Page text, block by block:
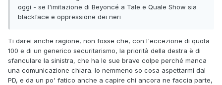
oggi - se l'imitazione di Beyoncé a Tale e Quale Show sia
blackface e oppressione dei neri
Ti darei anche ragione, non fosse che, con l'eccezione di quota
100 e di un generico securitarismo, la priorità della destra è di
sfanculare la sinistra, che ha le sue brave colpe perché manca
una comunicazione chiara. Io nemmeno so cosa aspettarmi dal
PD, e da un po' fatico anche a capire chi ancora ne faccia parte,